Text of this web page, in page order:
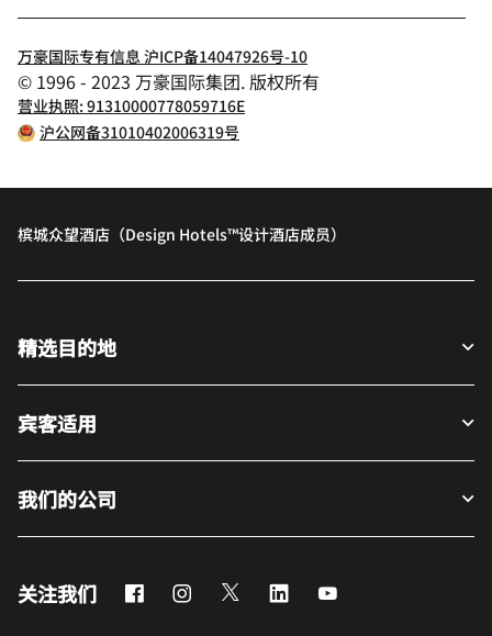
万豪国际专有信息 沪ICP备14047926号-10
© 1996 - 2023 万豪国际集团. 版权所有
营业执照: 91310000778059716E
沪公网备31010402006319号
槟城众望酒店（Design Hotels™设计酒店成员）
精选目的地
宾客适用
我们的公司
关注我们 FacebookInstagram
Twitter LinkedIn